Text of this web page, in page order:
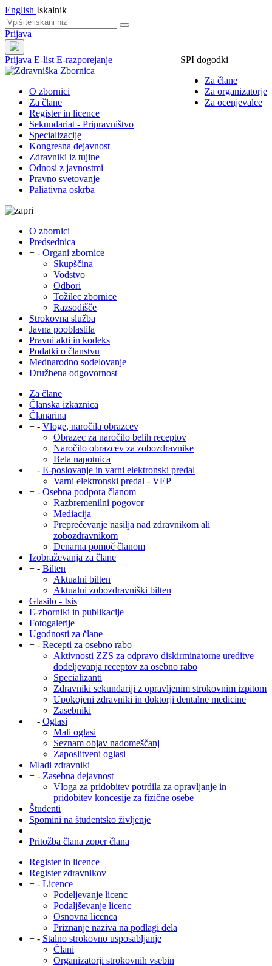
English Iskalnik
Prijava
Prijava
SPI dogodki
Za člane
Za organizatorje
Za ocenjevalce
E-list E-razporejanje
O zbornici
Za člane
Register in licence
Sekundariat - Pripravništvo
Specializacije
Kongresna dejavnost
Zdravniki iz tujine
Odnosi z javnostmi
Pravno svetovanje
Paliativna oskrba
O zbornici
Predsednica
+ - Organi zbornice
Skupščina
Vodstvo
Odbori
Tožilec zbornice
Razsodišče
Strokovna služba
Javna pooblastila
Pravni akti in kodeks
Podatki o članstvu
Mednarodno sodelovanje
Družbena odgovornost
Za člane
Članska izkaznica
Članarina
+ - Vloge, naročila obrazcev
Obrazec za naročilo belih receptov
Naročilo obrazcev za zobozdravnike
Bela napotnica
+ - E-poslovanje in varni elektronski predal
Varni elektronski predal - VEP
+ - Osebna podpora članom
Razbremenilni pogovor
Mediacija
Preprečevanje nasilja nad zdravnikom ali
zobozdravnikom
Denarna pomoč članom
Izobraževanja za člane
+ - Bilten
Aktualni bilten
Aktualni zobozdravniški bilten
Glasilo - Isis
E-zborniki in publikacije
Fotogalerije
Ugodnosti za člane
+ - Recepti za osebno rabo
Aktivnosti ZZS za odpravo diskirminatorne ureditve
dodeljevanja receptov za osebno rabo
Specializanti
Zdravniki sekundariji z opravljenim strokovnim izpitom
Upokojeni zdravniki in doktorji dentalne medicine
Zasebniki
+ - Oglasi
Mali oglasi
Seznam objav nadomeščanj
Zaposlitveni oglasi
Mladi zdravniki
+ - Zasebna dejavnost
Vloga za pridobitev potrdila za opravljanje in
pridobitev koncesije za fizične osebe
Študenti
Spomini na študentsko življenje
Pritožba člana zoper člana
Register in licence
Register zdravnikov
+ - Licence
Podeljevanje licenc
Podaljševanje licenc
Osnovna licenca
Priznanje naziva na podlagi dela
+ - Stalno strokovno usposabljanje
Člani
Organizatorji strokovnih vsebin